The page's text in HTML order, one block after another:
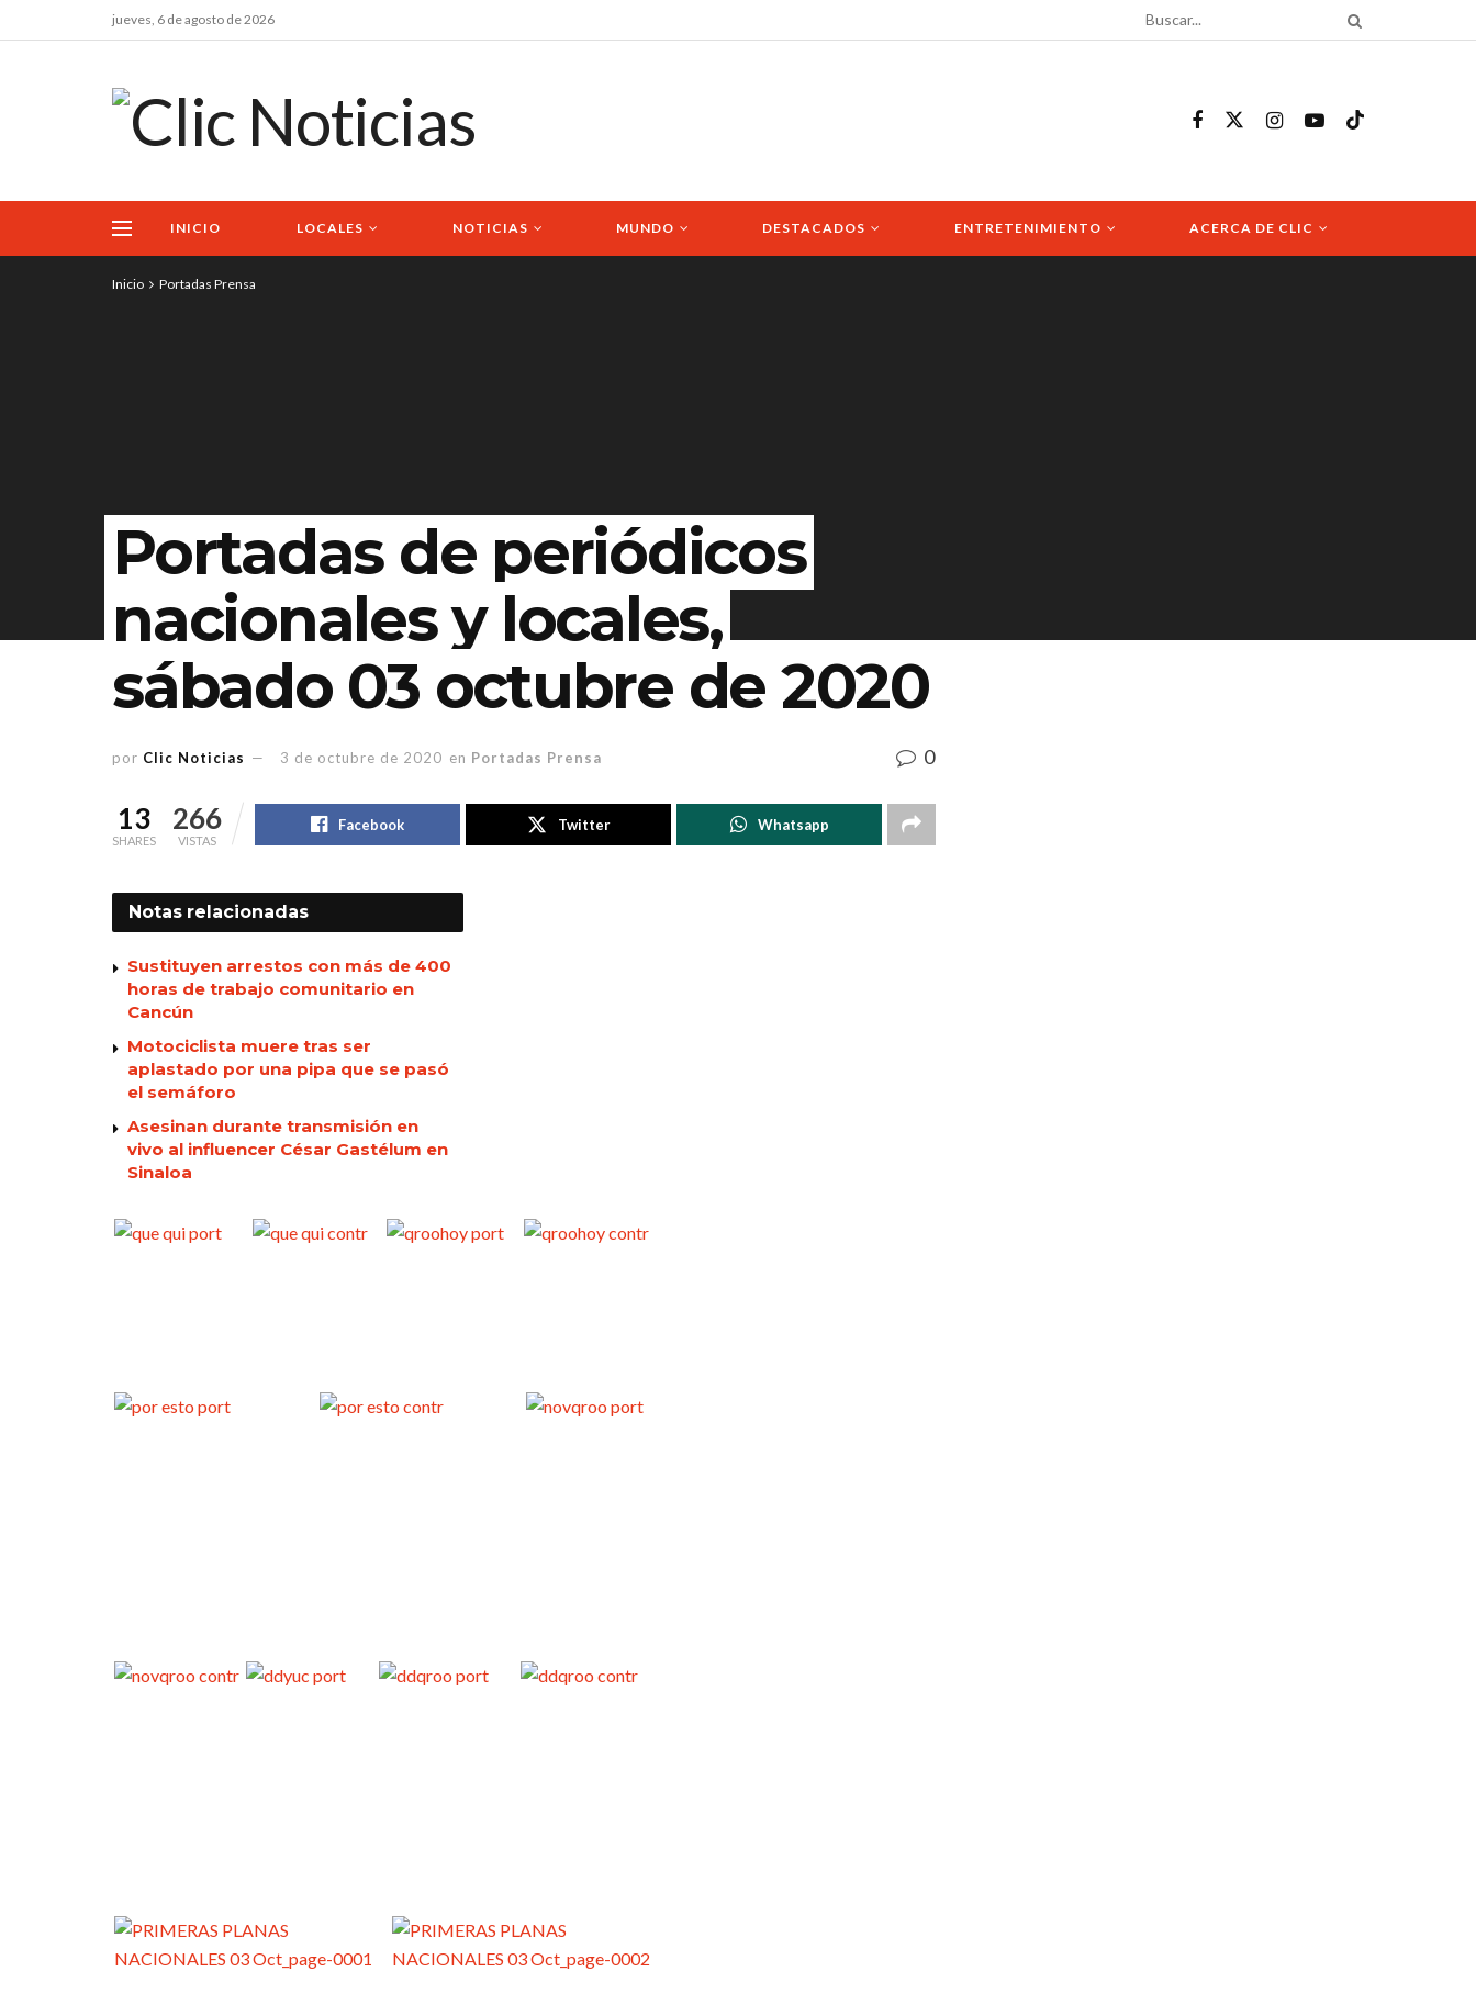
jueves, 6 de agosto de 2026
INICIO LOCALES NOTICIAS MUNDO DESTACADOS ENTRETENIMIENTO ACERCA DE CLIC
Inicio Portadas Prensa
Portadas de periódicos
nacionales y locales,
sábado 03 octubre de 2020
por Clic Noticias 3 de octubre de 2020 en Portadas Prensa 0
13
SHARES
266
VISTAS
Facebook Twitter Whatsapp
Notas relacionadas
Sustituyen arrestos con más de 400
horas de trabajo comunitario en
Cancún
Motociclista muere tras ser
aplastado por una pipa que se pasó
el semáforo
Asesinan durante transmisión en
vivo al influencer César Gastélum en
Sinaloa